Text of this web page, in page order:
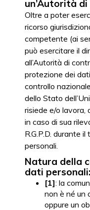
un’Autorità
Oltre a poter
ricorso
competente (ai
può esercitare il
all’Autorità di
protezione dei
controllo
dello Stato
risiede e/o lavora,
in caso di sua
R.G.P.D. durante
personali.
Natura della
dati personali:
[1]: la
non è né un
oppure un